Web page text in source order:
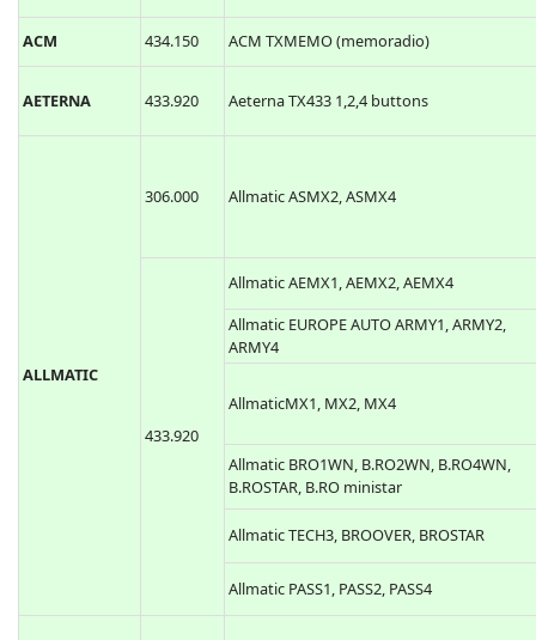
ACM 434.150 ACM TXMEMO (memoradio)
AETERNA 433.920 Aeterna TX433 1,2,4 buttons
ALLMATIC
306.000 Allmatic ASMX2, ASMX4
433.920
Allmatic AEMX1, AEMX2, AEMX4
Allmatic EUROPE AUTO ARMY1, ARMY2,
ARMY4
AllmaticMX1, MX2, MX4
Allmatic BRO1WN, B.RO2WN, B.RO4WN,
B.ROSTAR, B.RO ministar
Allmatic TECH3, BROOVER, BROSTAR
Allmatic PASS1, PASS2, PASS4